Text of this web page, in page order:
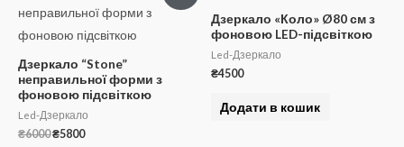
Дзеркало “Stone”
неправильної форми з
фоновою підсвіткою
Led-Дзеркало
₴6000Оригінальна
₴5800Поточна
Дзеркало «Коло» Ø80 см з
фоновою LED-підсвіткою
Led-Дзеркало
₴4500
Додати в кошик